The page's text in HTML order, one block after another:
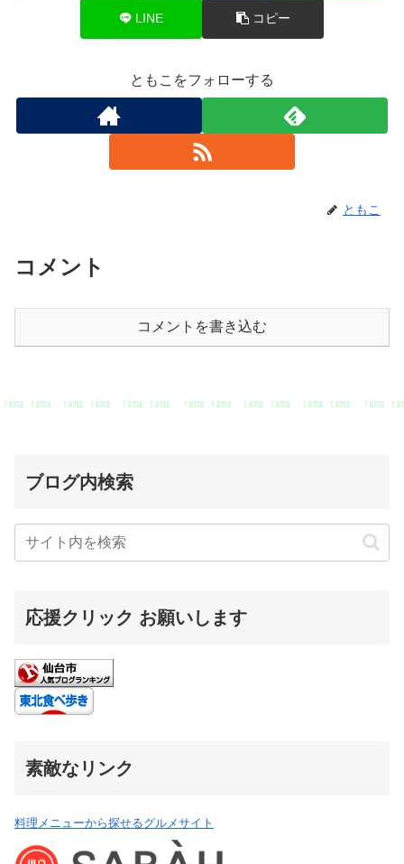
LINE コピー
ともこをフォローする
ともこ
コメント
コメントを書き込む
ブログ内検索
応援クリック お願いします
素敵なリンク
料理メニューから探せるグルメサイト